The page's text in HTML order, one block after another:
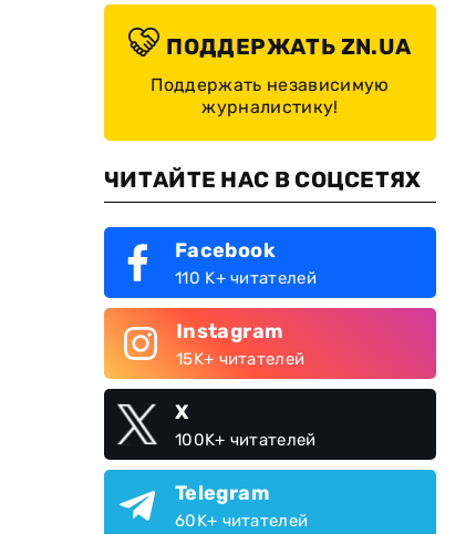
ПОДДЕРЖАТЬ ZN.UA
Поддержать независимую
журналистику!
ЧИТАЙТЕ НАС В СОЦСЕТЯХ
Facebook
110 K+ читателей
Instagram
15K+ читателей
X
100K+ читателей
Telegram
60K+ читателей